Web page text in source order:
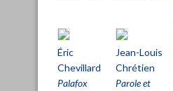
Éric
Chevillard
Palafox
Jean-Louis
Chrétien
Parole et